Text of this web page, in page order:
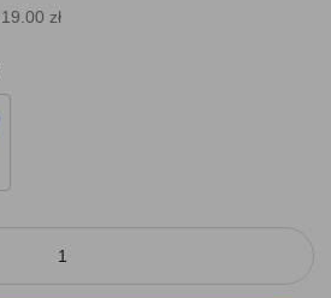
19.00 zł